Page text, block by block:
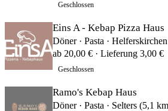
Geschlossen
Eins A - Kebap Pizza Haus
Döner · Pasta ·
ab 20,00 € · Lieferung 3,00 €
Geschlossen
Ramo's Kebap Haus
Döner · Pasta · Selters (5,1